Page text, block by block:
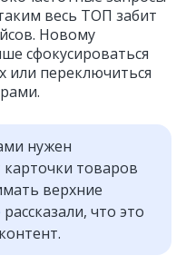
весь ТОП забит
Новому
сфокусироваться
или переключиться
нужен
товаров
верхние
рассказали, что это